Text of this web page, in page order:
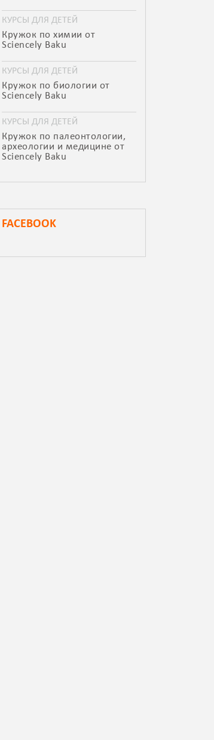
КУРСЫ ДЛЯ ДЕТЕЙ
Кружок по химии от
Sciencely Baku
КУРСЫ ДЛЯ ДЕТЕЙ
Кружок по биологии от
Sciencely Baku
КУРСЫ ДЛЯ ДЕТЕЙ
Кружок по палеонтологии,
археологии и медицине от
Sciencely Baku
FACEBOOK